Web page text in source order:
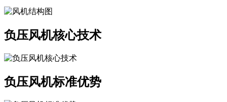
负压风机核心技术
负压风机标准优势